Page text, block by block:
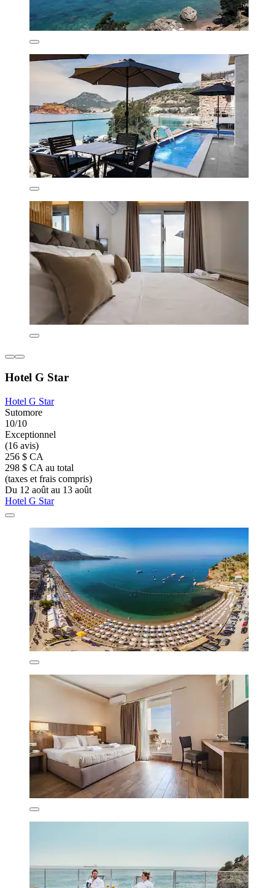
Hotel G Star
Hotel G Star
Sutomore
10/10
Exceptionnel
(16 avis)
256 $ CA
298 $ CA au total
(taxes et frais compris)
Du 12 août au 13 août
Hotel G Star